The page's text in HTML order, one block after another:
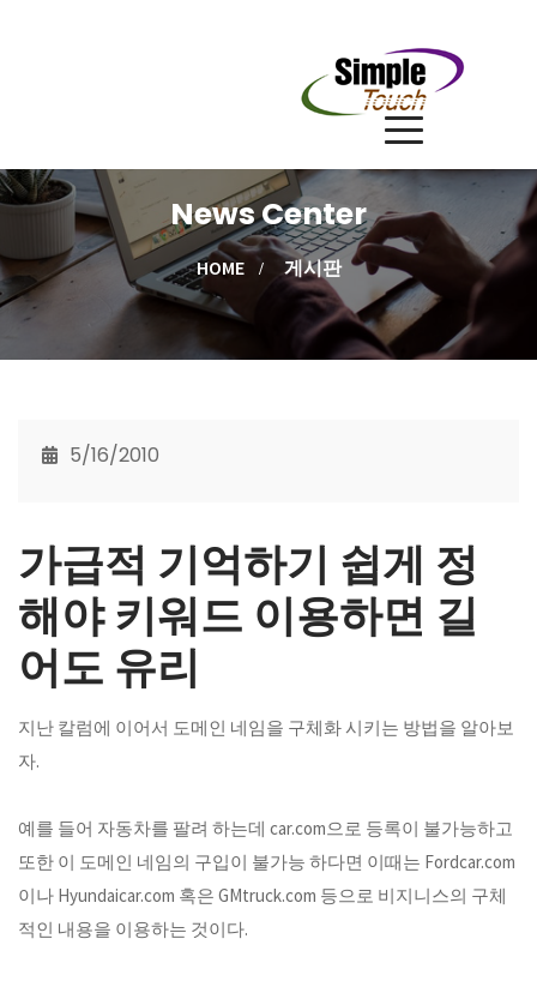
News Center
HOME 게시판
5/16/2010
가급적 기억하기 쉽게 정
해야 키워드 이용하면 길
어도 유리
지난 칼럼에 이어서 도메인 네임을 구체화 시키는 방법을 알아보
자.
예를 들어 자동차를 팔려 하는데 car.com으로 등록이 불가능하고
또한 이 도메인 네임의 구입이 불가능 하다면 이때는 Fordcar.com
이나 Hyundaicar.com 혹은 GMtruck.com 등으로 비지니스의 구체
적인 내용을 이용하는 것이다.